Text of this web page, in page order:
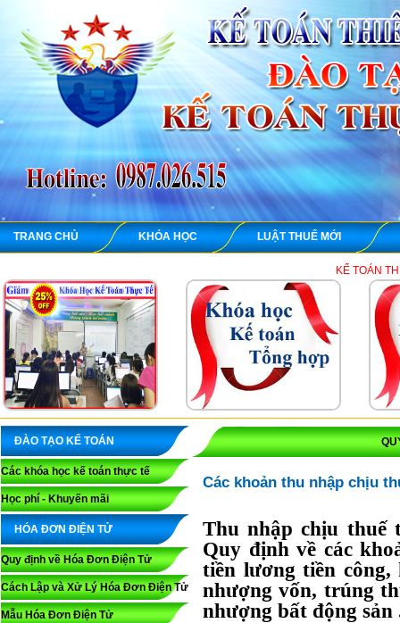
TRANG CHỦ KHÓA HỌC LUẬT THUẾ MỚI
KẾ TOÁN THIÊN ƯNG
ĐÀO TẠO KẾ TOÁN
Các khóa học kế toán thực tế
Học phí - Khuyến mãi
HÓA ĐƠN ĐIỆN TỬ
Quy định về Hóa Đơn Điện Tử
Cách Lập và Xử Lý Hóa Đơn Điện Tử
Mẫu Hóa Đơn Điện Tử
Các khoản thu nhập chịu
Thu nhập chịu thuế
Quy định về các
tiền lương tiền
nhượng vốn, trúng
nhượng bất động sản